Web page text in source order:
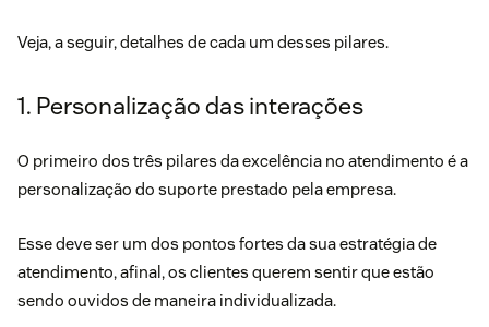
Veja, a seguir, detalhes de cada um desses pilares.
1. Personalização das interações
O primeiro dos três pilares da excelência no atendimento é a
personalização do suporte prestado pela empresa.
Esse deve ser um dos pontos fortes da sua estratégia de
atendimento, afinal, os clientes querem sentir que estão
sendo ouvidos de maneira individualizada.